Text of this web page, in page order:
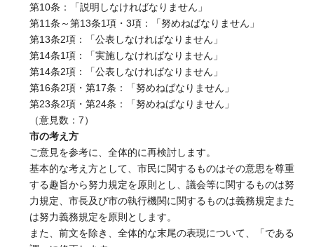
第10条：「説明しなければなりません」
第11条～第13条1項・3項：「努めねばなりません」
第13条2項：「公表しなければなりません」
第14条1項：「実施しなければなりません」
第14条2項：「公表しなければなりません」
第16条2項・第17条：「努めねばなりません」
第23条2項・第24条：「努めねばなりません」
（意見数：7）
市の考え方
ご意見を参考に、全体的に再検討します。
基本的な考え方として、市民に関するものはその意思を尊重
する趣旨から努力規定を原則とし、議会等に関するものは努
力規定、市長及び市の執行機関に関するものは義務規定また
は努力義務規定を原則とします。
また、前文を除き、全体的な末尾の表現について、「である